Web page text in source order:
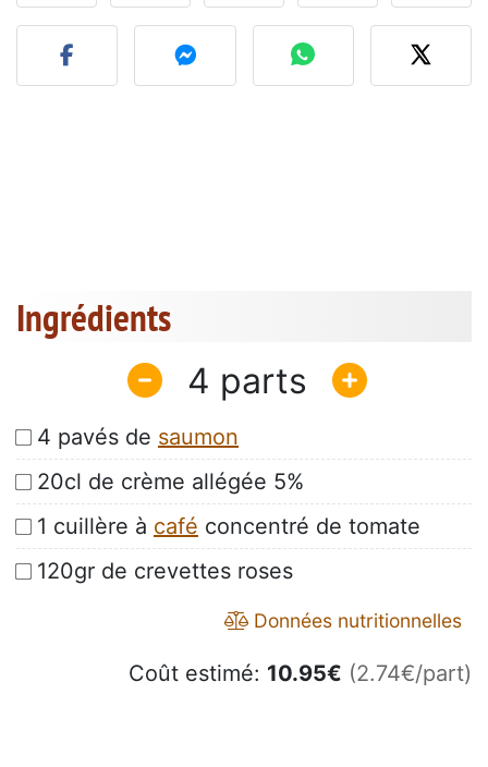
Publier votre photo de
Ingrédients
4
4 pavés de saumon
20cl de crème allégée 5%
1 cuillère à café concentré de tomate
120gr de crevettes roses
Données nutritionnelles
Coût estimé: 10.95€ (2.74€/part)